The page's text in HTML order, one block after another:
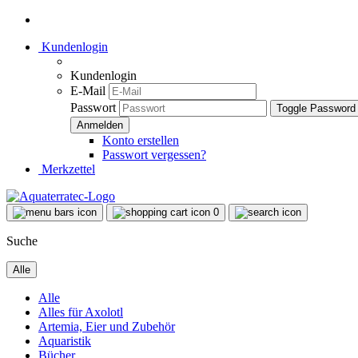
Kundenlogin
Kundenlogin
E-Mail
Passwort
Toggle
Konto erstellen
Passwort vergessen?
Merkzettel
0
Suche
Alle
Alle
Alles für Axolotl
Artemia, Eier und Zubehör
Aquaristik
Bücher